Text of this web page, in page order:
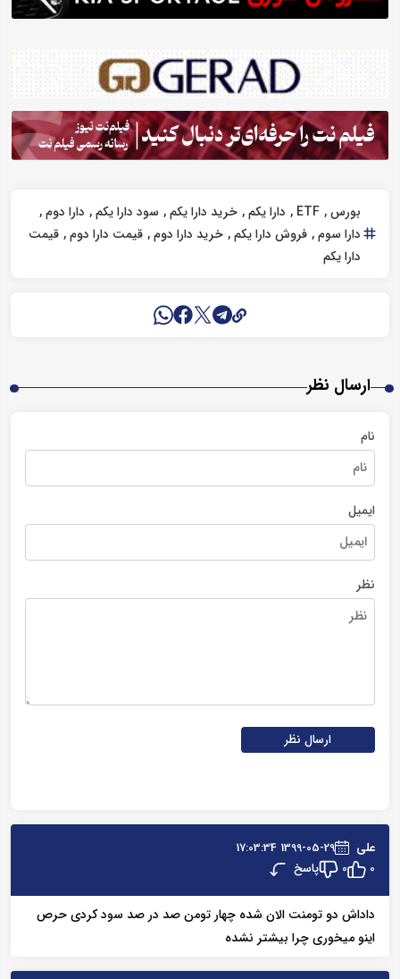
بورس ETF دارا یکم خرید دارا یکم سود دارا یکم دارا دوم
دارا سوم فروش دارا یکم خرید دارا دوم قیمت دارا دوم قیمت
دارا یکم
ارسال نظر
نام
ایمیل
نظر
ارسال نظر
علی
1399-05-29 17:03:34
0
0 پاسخ
داداش دو تومنت الان شده چهار تومن صد در صد سود کردی حرص
اینو میخوری چرا بیشتر نشده